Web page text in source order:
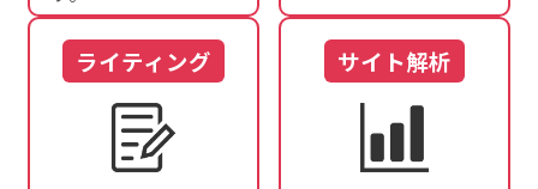
ライティング サイト解析